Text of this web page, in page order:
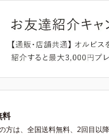
料
方は、全国送料無料、2回目以